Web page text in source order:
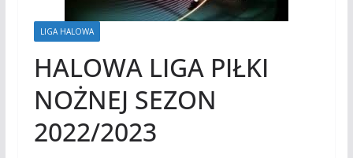
LIGA HALOWA
HALOWA LIGA PIŁKI
NOŻNEJ SEZON
2022/2023